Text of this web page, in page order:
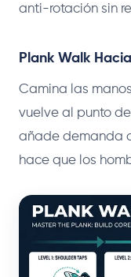
anti-rotación sin
Plank Walk
Camina las
vuelve al punto
añade demanda
hace que los